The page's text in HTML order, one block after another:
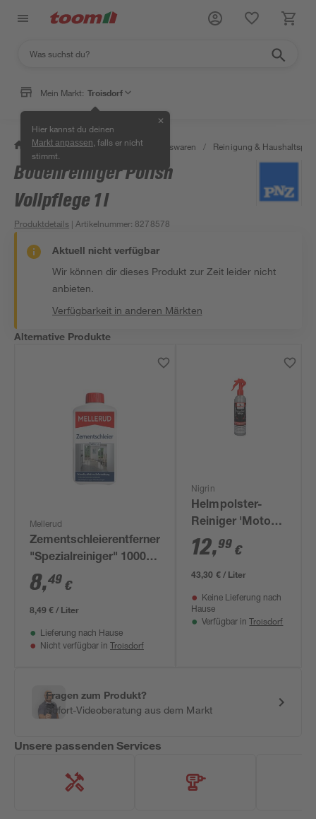
Mein Markt: Troisdorf
Hier kannst du deinen
Markt anpassen , falls er nicht
stimmt.
✕
/ Wohnen & Haushalt / Haushaltswaren / Reinigung &
Bodenreiniger Polish
Vollpflege 1 l
Produktdetails | Artikelnummer: 8278578
Aktuell nicht verfügbar
Wir können dir dieses Produkt zur Zeit leider nicht
anbieten.
Verfügbarkeit in anderen Märkten
Alternative Produkte
Mellerud
Zementschleierentferner
"Spezialreiniger" 1000
ml
8,49 €
8,49 € / Liter
Lieferung nach Hause
Nicht verfügbar in Troisdorf
Nigrin
Helmpolster-
Reiniger 'Moto-
Bike' 300 ml
12,99 €
43,30 € / Liter
Keine Lieferung nach
Hause
Verfügbar in Troisdorf
Fragen zum Produkt?
Sofort-Videoberatung aus dem Markt
Unsere passenden Services